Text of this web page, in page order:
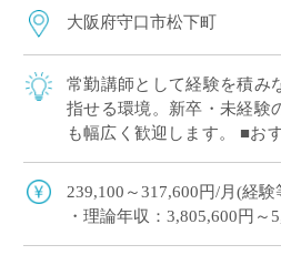
大阪府守口市松下町
常勤講師として経験を積み
指せる環境。新卒・未経験
も幅広く歓迎します。 ■お
安に専任教諭への登用チャ
239,100～317,600円/月(経
・理論年収：3,805,600円～